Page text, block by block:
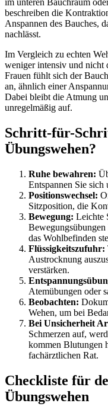
im unteren Bauchraum
beschreiben die
Anspannen des Bauches,
nachlässt.
Im Vergleich zu echten
weniger intensiv und nicht
Frauen fühlt sich der
an, ähnlich einer
Dabei bleibt die Atmung
unregelmäßig auf.
Schritt-für-
Übungswehen?
Ruhe bewahren:
Entspannen Sie sich
Positionswechsel:
Sitzposition, die
Bewegung: Leichte
das Wohlbefinden
Flüssigkeitszufuhr:
Austrocknung
verstärken.
Atemübungen oder
Beobachten:
Wehen, um bei
Bei Unsicherheit
Schmerzen auf,
kommen Blutungen
fachärztlichen Rat.
Checkliste für
Übungswehen